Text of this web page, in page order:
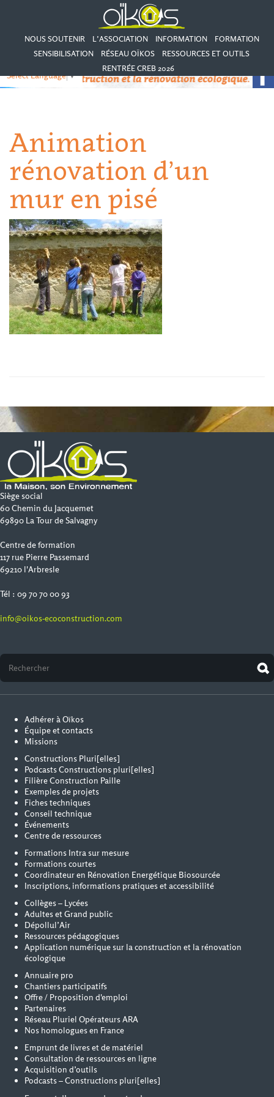
NOUS SOUTENIR L’ASSOCIATION INFORMATION
FORMATION
SENSIBILISATION
RÉSEAU OÏKOS
RESSOURCES ET OUTILS
RENTRÉE CREB 2026
Select Language▼
Animation
rénovation d’un
mur en pisé
Siège social
60 Chemin du Jacquemet
69890 La Tour de Salvagny
Centre de formation
117 rue Pierre Passemard
69210 l'Arbresle
Tél : 09 70 70 00 93
info@oikos-ecoconstruction.com
Adhérer à Oïkos
Équipe et contacts
Missions
Constructions Pluri[elles]
Podcasts Constructions pluri[elles]
Filière Construction Paille
Exemples de projets
Fiches techniques
Conseil technique
Événements
Centre de ressources
Formations Intra sur mesure
Formations courtes
Coordinateur en Rénovation Energétique Biosourcée
Inscriptions, informations pratiques et accessibilité
Collèges – Lycées
Adultes et Grand public
Dépollul’Air
Ressources pédagogiques
Application numérique sur la construction et la rénovation
écologique
Annuaire pro
Chantiers participatifs
Offre / Proposition d'emploi
Partenaires
Réseau Pluriel Opérateurs ARA
Nos homologues en France
Emprunt de livres et de matériel
Consultation de ressources en ligne
Acquisition d’outils
Podcasts – Constructions pluri[elles]